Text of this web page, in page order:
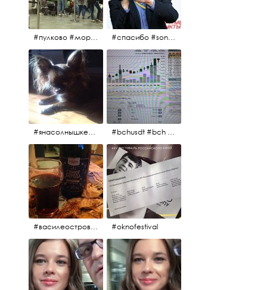
#пулково #море #песок #лето #морепесоксолнце #дваночи #спасибо #sony #nikon #oknofestivsl @alex_kurov #aplgallery
#янасолнышкележу #янасолнышкогляжу #чихуахуа #bchusdt #bch #usdt #sell #buy #exchange #markets #bitcoincash #cryptocurrency #pump
#василеостровское #синяяборода #пиво #пивовобла #вобла #рыба #oknofestival